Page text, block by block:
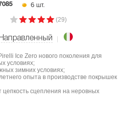
6 шт.
(29)
Направленный
Ice Zero нового поколения для
условиях;
зимних условиях;
опыта в производстве покрышек
сцепления на неровных